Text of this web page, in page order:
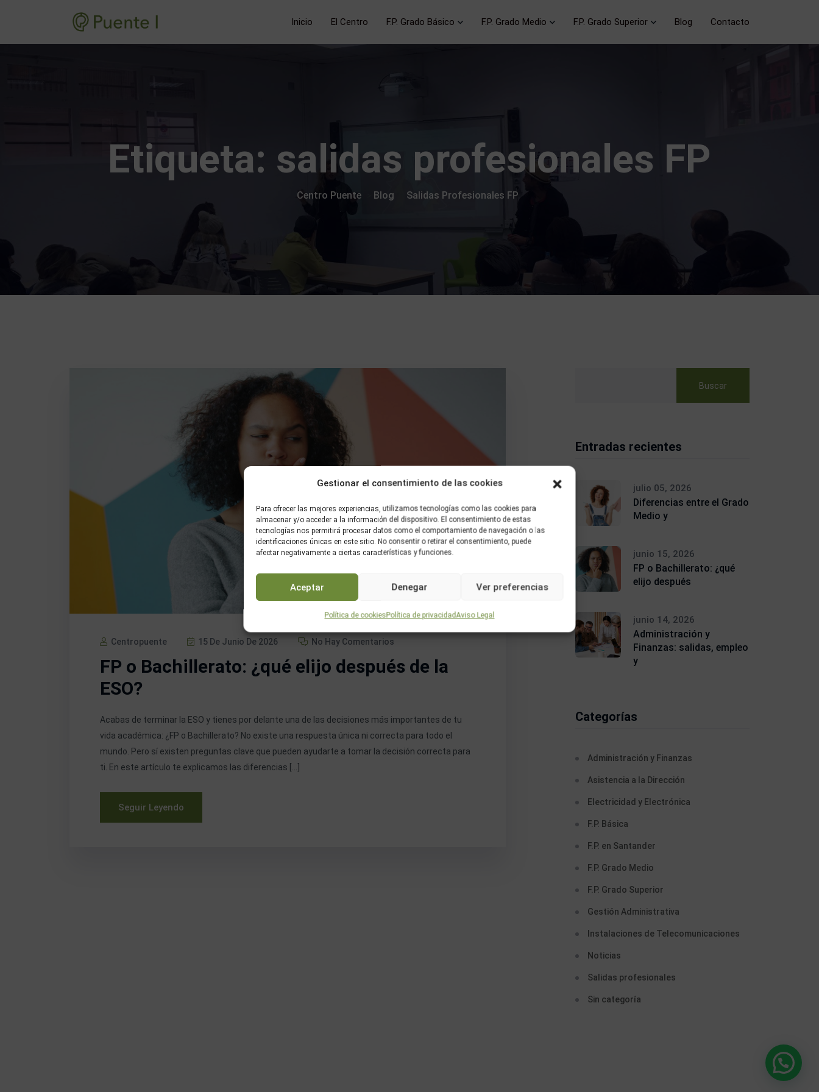
Gestionar el consentimiento de las cookies
Para ofrecer las mejores experiencias, utilizamos tecnologías como las cookies para
almacenar y/o acceder a la información del dispositivo. El consentimiento de estas
tecnologías nos permitirá procesar datos como el comportamiento de navegación o las
identificaciones únicas en este sitio. No consentir o retirar el consentimiento, puede
afectar negativamente a ciertas características y funciones.
Aceptar Denegar Ver preferencias
Política de cookiesPolítica de privacidadAviso Legal
Inicio El Centro F.P. Grado Básico F.P. Grado Medio F.P. Grado Superior Blog Contacto
Etiqueta: salidas profesionales FP
Centro Puente Blog Salidas Profesionales FP
Centropuente 15 De Junio De 2026 No Hay Comentarios
FP o Bachillerato: ¿qué elijo después de la
ESO?
Acabas de terminar la ESO y tienes por delante una de las decisiones más importantes de tu
vida académica: ¿FP o Bachillerato? No existe una respuesta única ni correcta para todo el
mundo. Pero sí existen preguntas clave que pueden ayudarte a tomar la decisión correcta para
ti. En este artículo te explicamos las diferencias […]
Seguir Leyendo
Buscar
Entradas recientes
julio 05, 2026
Diferencias entre el Grado
Medio y
junio 15, 2026
FP o Bachillerato: ¿qué
elijo después
junio 14, 2026
Administración y
Finanzas: salidas, empleo
y
Categorías
Administración y Finanzas
Asistencia a la Dirección
Electricidad y Electrónica
F.P. Básica
F.P. en Santander
F.P. Grado Medio
F.P. Grado Superior
Gestión Administrativa
Instalaciones de Telecomunicaciones
Noticias
Salidas profesionales
Sin categoría